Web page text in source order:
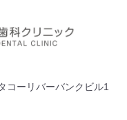
コーリバーバンクビル1